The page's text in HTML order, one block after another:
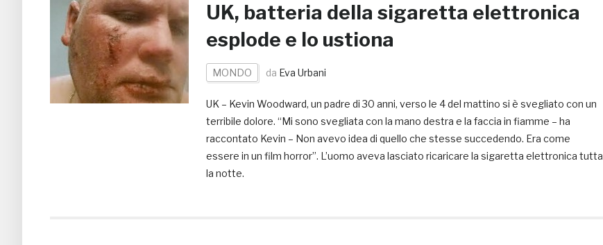
UK, batteria della sigaretta elettronica
esplode e lo ustiona
MONDO da Eva Urbani
UK – Kevin Woodward, un padre di 30 anni, verso le 4 del mattino si è svegliato con un
terribile dolore. “Mi sono svegliata con la mano destra e la faccia in fiamme – ha
raccontato Kevin – Non avevo idea di quello che stesse succedendo. Era come
essere in un film horror”. L’uomo aveva lasciato ricaricare la sigaretta elettronica tutta
la notte.